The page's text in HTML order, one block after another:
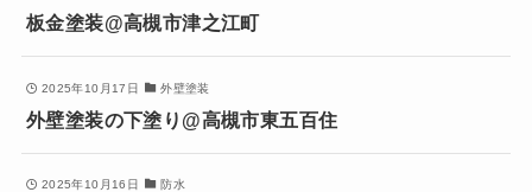
板金塗装@高槻市津之江町
2025年10月17日 外壁塗装
外壁塗装の下塗り@高槻市東五百住
2025年10月16日 防水